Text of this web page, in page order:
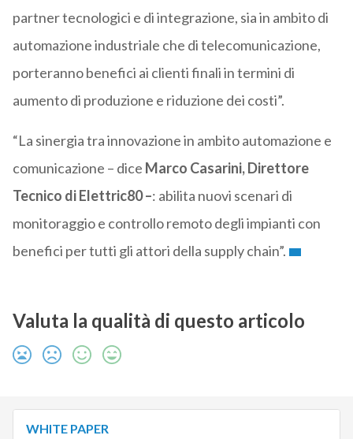
partner tecnologici e di integrazione, sia in ambito di
automazione industriale che di telecomunicazione,
porteranno benefici ai clienti finali in termini di
aumento di produzione e riduzione dei costi”.
“La sinergia tra innovazione in ambito automazione e
comunicazione – dice Marco Casarini, Direttore
Tecnico di Elettric80 –: abilita nuovi scenari di
monitoraggio e controllo remoto degli impianti con
benefici per tutti gli attori della supply chain”.
Valuta la qualità di questo articolo
WHITE PAPER